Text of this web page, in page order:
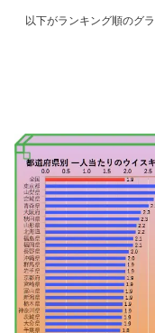
以下がランキング順のグラ